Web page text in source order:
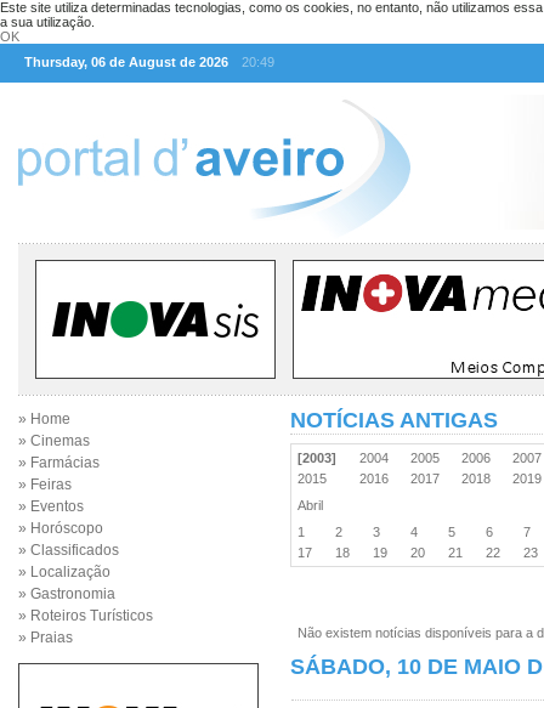
Este site utiliza determinadas tecnologias, como os cookies, no entanto, não utilizamos
a sua utilização.
OK
Thursday, 06 de August de 2026
20:49
» Home
» Cinemas
» Farmácias
» Feiras
» Eventos
» Horóscopo
» Classificados
» Localização
» Gastronomia
» Roteiros Turísticos
» Praias
NOTÍCIAS ANTIGAS
[2003] 2004 2005 2006
2015
2016 2017 2018
Abril
1
2 3 4 5 6
7
17
18 19 20 21 22 23
Não existem notícias disponíveis para a
SÁBADO, 10 DE MAIO